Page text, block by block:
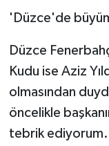
'Düzce'de
Düzce
Kudu ise Aziz
olmasından
öncelikle
tebrik ediyorum.